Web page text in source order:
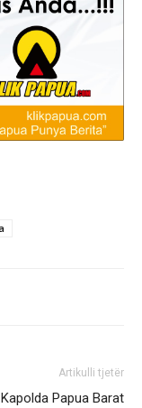
Artikulli tjetër
Kapolda Papua Barat